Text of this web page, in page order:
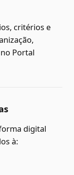
critérios e
Portal
digital
à: